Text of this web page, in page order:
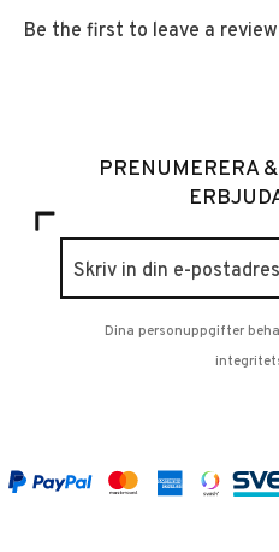
Be the first to leave a
PRENUMERERA
Dina personuppgifter